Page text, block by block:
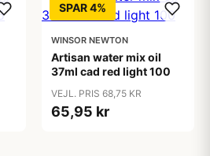
SPAR 4%
WINSOR NEWTON
Artisan water mix oil
37ml cad red light 100
VEJL. PRIS 68,75 KR
65,95 kr